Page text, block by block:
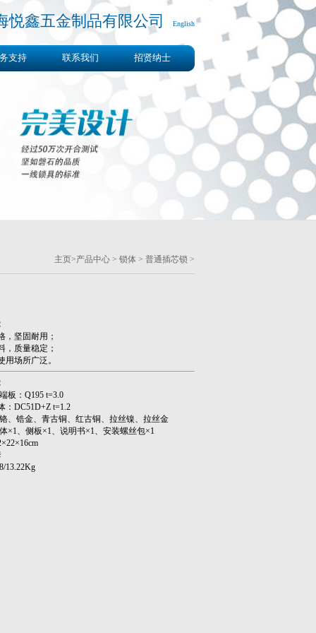
悦鑫五金制品有限公司 English
支持 联系我们 招贤纳士
主页>产品中心 > 锁体 > 普通插芯锁 >
，坚固耐用；
，质量稳定；
用场所广泛。
板：Q195 t=3.0
t=1.2
、锆金、青古铜、红古铜、拉丝镍、拉丝金
×1、侧板×1、说明书×1、安装螺丝包×1
套
13.22Kg